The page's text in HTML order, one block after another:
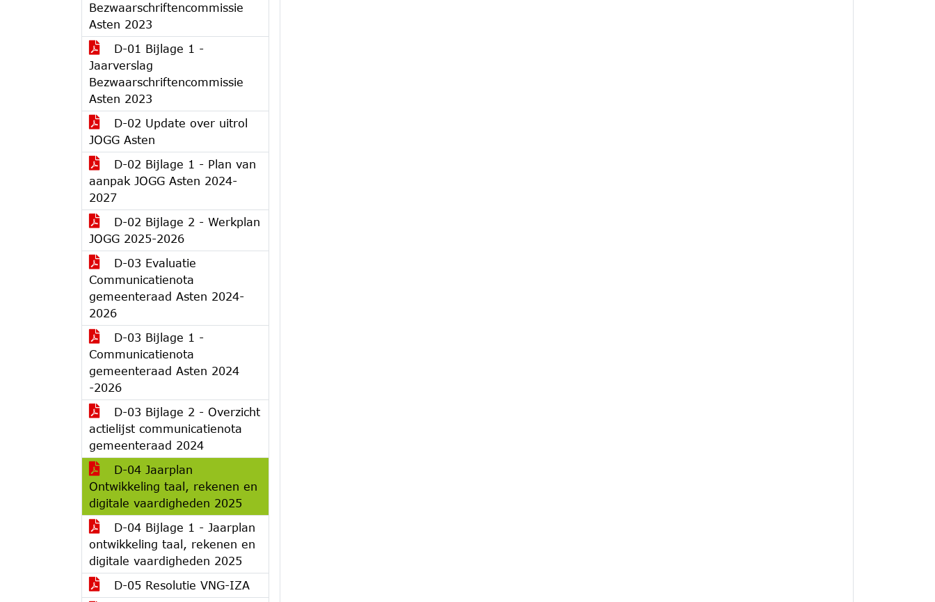
Bezwaarschriftencommissie
Asten 2023
D-01 Bijlage 1 -
Jaarverslag
Bezwaarschriftencommissie
Asten 2023
D-02 Update over uitrol
JOGG Asten
D-02 Bijlage 1 - Plan van
aanpak JOGG Asten 2024-
2027
D-02 Bijlage 2 - Werkplan
JOGG 2025-2026
D-03 Evaluatie
Communicatienota
gemeenteraad Asten 2024-
2026
D-03 Bijlage 1 -
Communicatienota
gemeenteraad Asten 2024
-2026
D-03 Bijlage 2 - Overzicht
actielijst communicatienota
gemeenteraad 2024
D-04 Jaarplan
Ontwikkeling taal, rekenen en
digitale vaardigheden 2025
D-04 Bijlage 1 - Jaarplan
ontwikkeling taal, rekenen en
digitale vaardigheden 2025
D-05 Resolutie VNG-IZA